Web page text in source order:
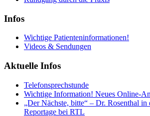
Infos
Wichtige Patienteninformationen!
Videos & Sendungen
Aktuelle Infos
Telefonsprechstunde
Wichtige Information! Neues Online-
„Der Nächste, bitte“ – Dr. Rosenthal in
Reportage bei RTL